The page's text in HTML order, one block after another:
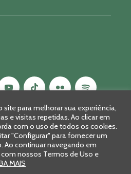
· R. Marechal Deodoro, 450, 14º
para melhorar sua experiência,
e visitas repetidas. Ao clicar em
com o uso de todos os cookies.
"Configurar" para fornecer um
continuar navegando em
nossos Termos de Uso e
MAIS